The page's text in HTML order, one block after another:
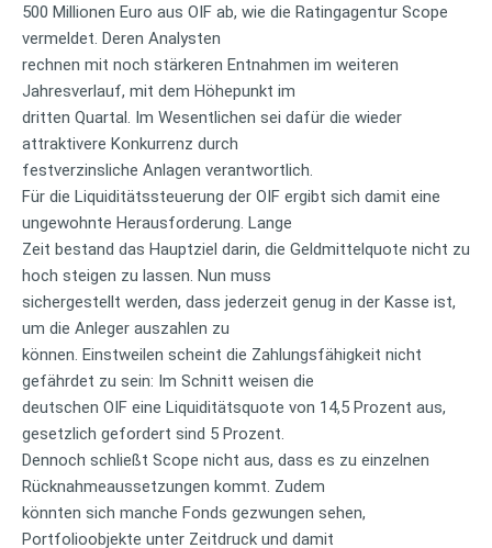
500 Millionen Euro aus OIF ab, wie die Ratingagentur Scope
vermeldet. Deren Analysten
rechnen mit noch stärkeren Entnahmen im weiteren
Jahresverlauf, mit dem Höhepunkt im
dritten Quartal. Im Wesentlichen sei dafür die wieder
attraktivere Konkurrenz durch
festverzinsliche Anlagen verantwortlich.
Für die Liquiditätssteuerung der OIF ergibt sich damit eine
ungewohnte Herausforderung. Lange
Zeit bestand das Hauptziel darin, die Geldmittelquote nicht zu
hoch steigen zu lassen. Nun muss
sichergestellt werden, dass jederzeit genug in der Kasse ist,
um die Anleger auszahlen zu
können. Einstweilen scheint die Zahlungsfähigkeit nicht
gefährdet zu sein: Im Schnitt weisen die
deutschen OIF eine Liquiditätsquote von 14,5 Prozent aus,
gesetzlich gefordert sind 5 Prozent.
Dennoch schließt Scope nicht aus, dass es zu einzelnen
Rücknahmeaussetzungen kommt. Zudem
könnten sich manche Fonds gezwungen sehen,
Portfolioobjekte unter Zeitdruck und damit